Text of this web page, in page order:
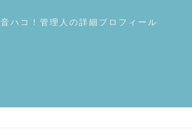
音ハコ！管理人の詳細プロフィール